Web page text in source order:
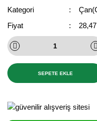
Kategori
Fiyat
SEPETE EKLE